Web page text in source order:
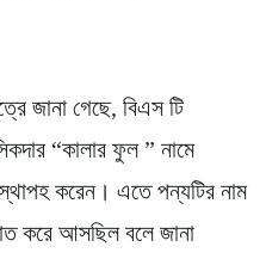
জানা গেছে, বিএস টি
“কালার ফুল ” নামে
করেন। এতে পন্যটির নাম
করে আসছিল বলে জানা